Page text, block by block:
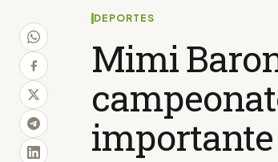
DEPORTES
Mimi
importante